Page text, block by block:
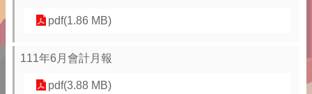
pdf(1.86 MB)
111年6月會計月報
pdf(3.88 MB)